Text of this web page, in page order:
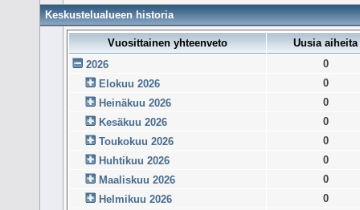
Keskustelualueen historia
Vuosittainen yhteenveto
Uusia aiheita
2026
0
Elokuu 2026
0
Heinäkuu 2026
0
Kesäkuu 2026
0
Toukokuu 2026
0
Huhtikuu 2026
0
Maaliskuu 2026
0
Helmikuu 2026
0